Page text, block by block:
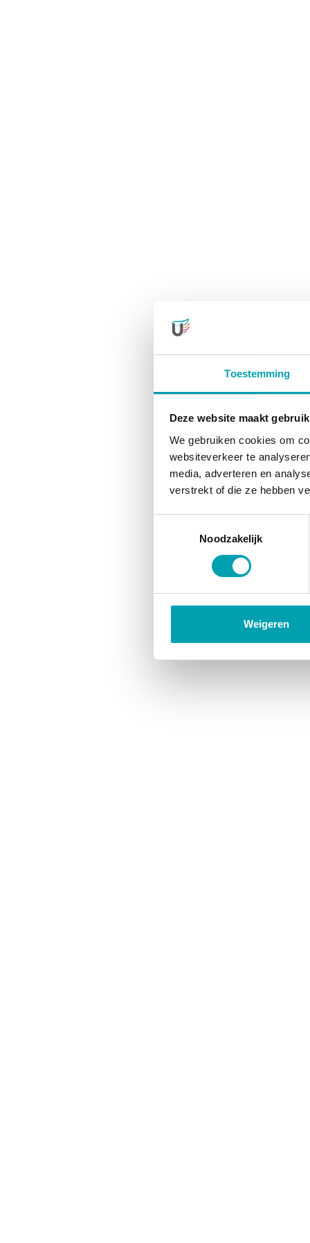
Toestemming
Deze website maakt
We gebruiken cookies om
websiteverkeer te
media, adverteren en
verstrekt of die ze hebben
Noodzakelijk
Weigeren